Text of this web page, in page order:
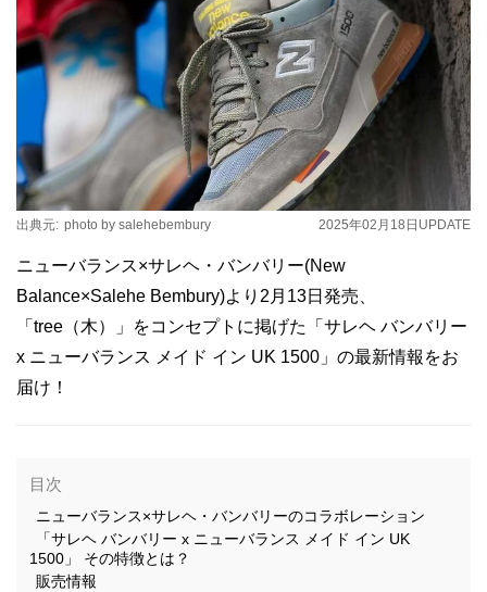
2025年02月18日 UPDATE
出典元: photo by salehebembury
ニューバランス×サレヘ・バンバリー(New
Balance×Salehe Bembury)より2月13日発売、
「tree（木）」をコンセプトに掲げた「サレヘ バンバリー
x ニューバランス メイド イン UK 1500」の最新情報をお
届け！
目次
ニューバランス×サレヘ・バンバリーのコラボレーション
「サレヘ バンバリー x ニューバランス メイド イン UK
1500」 その特徴とは？
販売情報